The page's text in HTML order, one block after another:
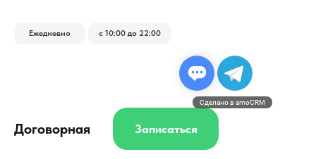
Договорная
Ежедневно с 10:00 до 22:00
Записаться
Сделано в amoCRM